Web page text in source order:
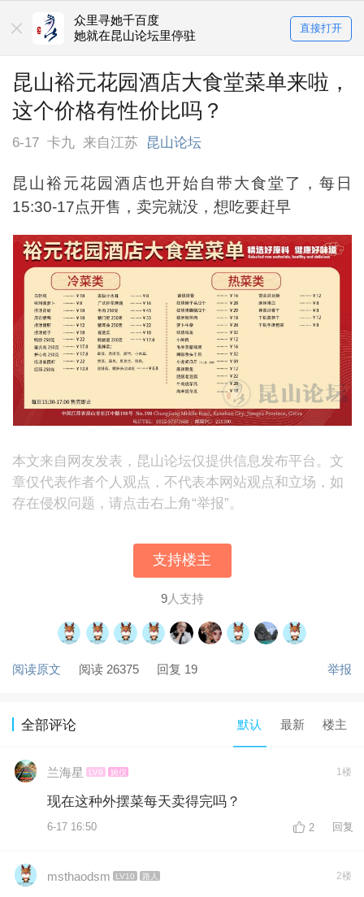
众里寻她千百度
她就在昆山论坛里停驻
直接打开
昆山裕元花园酒店大食堂菜单来啦，
这个价格有性价比吗？
6-17 卡九 来自江苏 昆山论坛
昆山裕元花园酒店也开始自带大食堂了，每日
15:30-17点开售，卖完就没，想吃要赶早
本文来自网友发表，昆山论坛仅提供信息发布平台。文
章仅代表作者个人观点，不代表本网站观点和立场，如
存在侵权问题，请点击右上角“举报”。
支持楼主
9人支持
阅读原文 阅读 26375 回复 19 举报
全部评论 默认 最新 楼主
兰海星 LV9 婉仪 1楼
现在这种外摆菜每天卖得完吗？
6-17 16:50 2 回复
msthaodsm LV10 路人 2楼